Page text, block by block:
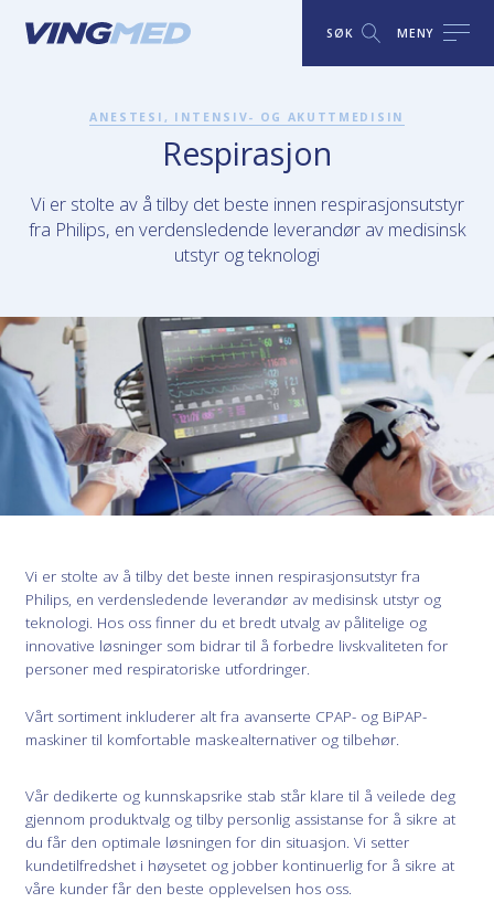
SØK MENY
ANESTESI, INTENSIV- OG AKUTTMEDISIN
Respirasjon
Vi er stolte av å tilby det beste innen respirasjonsutstyr
fra Philips, en verdensledende leverandør av medisinsk
utstyr og teknologi
Vi er stolte av å tilby det beste innen respirasjonsutstyr fra
Philips, en verdensledende leverandør av medisinsk utstyr og
teknologi. Hos oss finner du et bredt utvalg av pålitelige og
innovative løsninger som bidrar til å forbedre livskvaliteten for
personer med respiratoriske utfordringer.
Vårt sortiment inkluderer alt fra avanserte CPAP- og BiPAP-
maskiner til komfortable maskealternativer og tilbehør.
Vår dedikerte og kunnskapsrike stab står klare til å veilede deg
gjennom produktvalg og tilby personlig assistanse for å sikre at
du får den optimale løsningen for din situasjon. Vi setter
kundetilfredshet i høysetet og jobber kontinuerlig for å sikre at
våre kunder får den beste opplevelsen hos oss.